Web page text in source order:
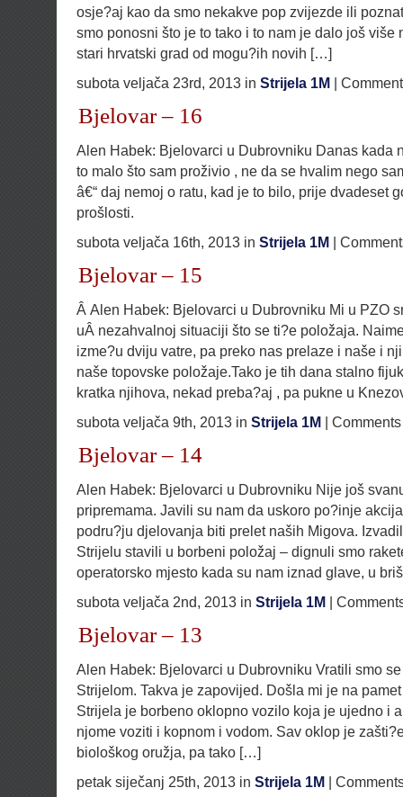
osje?aj kao da smo nekakve pop zvijezde ili
smo ponosni što je to tako i to nam je dalo još više
stari hrvatski grad od mogu?ih novih […]
subota veljača 23rd, 2013 in Strijela 1M |
Bjelovar – 16
Alen Habek: Bjelovarci u Dubrovniku Danas kada
to malo što sam proživio , ne da se hvalim nego
â€“ daj nemoj o ratu, kad je to bilo, prije dvadeset
prošlosti.
subota veljača 16th, 2013 in Strijela 1M |
Bjelovar – 15
Â Alen Habek: Bjelovarci u Dubrovniku Mi u PZO
uÂ nezahvalnoj situaciji što se ti?e položaja.
izme?u dviju vatre, pa preko nas prelaze i naše i
naše topovske položaje.Tako je tih dana stalno
kratka njihova, nekad preba?aj , pa pukne u
subota veljača 9th, 2013 in Strijela 1M | Comments
Bjelovar – 14
Alen Habek: Bjelovarci u Dubrovniku Nije još
pripremama. Javili su nam da uskoro po?inje
podru?ju djelovanja biti prelet naših Migova.
Strijelu stavili u borbeni položaj – dignuli smo
operatorsko mjesto kada su nam iznad glave, u
subota veljača 2nd, 2013 in Strijela 1M |
Bjelovar – 13
Alen Habek: Bjelovarci u Dubrovniku Vratili smo
Strijelom. Takva je zapovijed. Došla mi je na
Strijela je borbeno oklopno vozilo koja je ujedno i
njome voziti i kopnom i vodom. Sav oklop je
biološkog oružja, pa tako […]
petak siječanj 25th, 2013 in Strijela 1M |